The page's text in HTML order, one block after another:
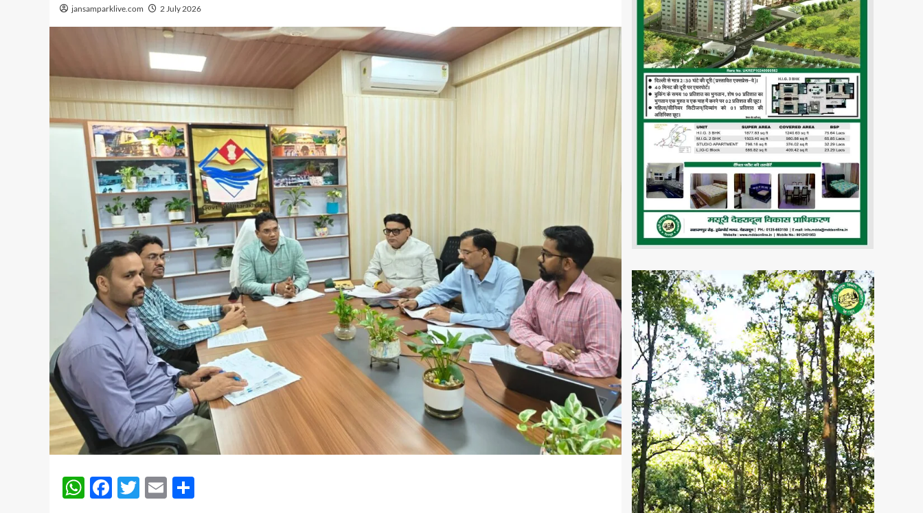
jansamparklive.com 2 July 2026
WhatsApp
Facebook
Twitter
Email